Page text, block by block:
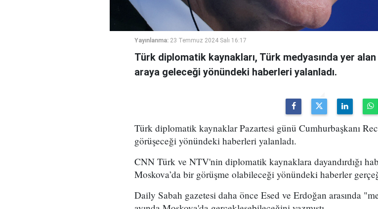
Yayınlanma: 23 Temmuz 2024 Salı 16:17
Türk diplomatik kaynakları, Türk medyasında yer alan
araya geleceği yönündeki haberleri yalanladı.
Türk diplomatik kaynaklar Pazartesi günü Cumhurbaşkanı
görüşeceği yönündeki haberleri yalanladı.
CNN Türk ve NTV'nin diplomatik kaynaklara dayandırdığı
Moskova’da bir görüşme olabileceği yönündeki haberler
Daily Sabah gazetesi daha önce Esed ve Erdoğan arasında